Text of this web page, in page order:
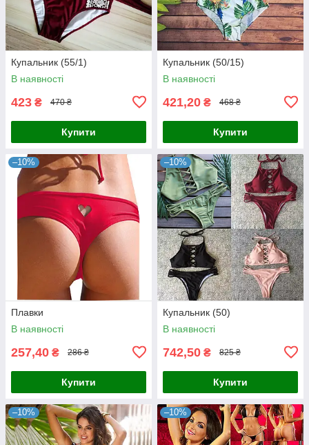
Купальник (55/1)
В наявності
423 ₴ 470 ₴
Купити
Купальник (50/15)
В наявності
421,20 ₴ 468 ₴
Купити
–10%
Плавки
В наявності
257,40 ₴ 286 ₴
Купити
–10%
Купальник (50)
В наявності
742,50 ₴ 825 ₴
Купити
–10% –10%